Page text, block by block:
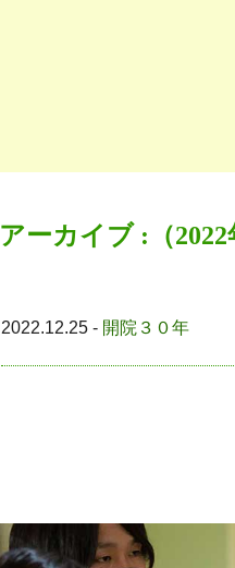
アーカイブ :（2022
2022.12.25 - 開院３０年